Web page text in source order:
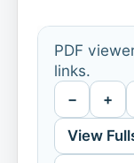
PDF
links.
− +
View